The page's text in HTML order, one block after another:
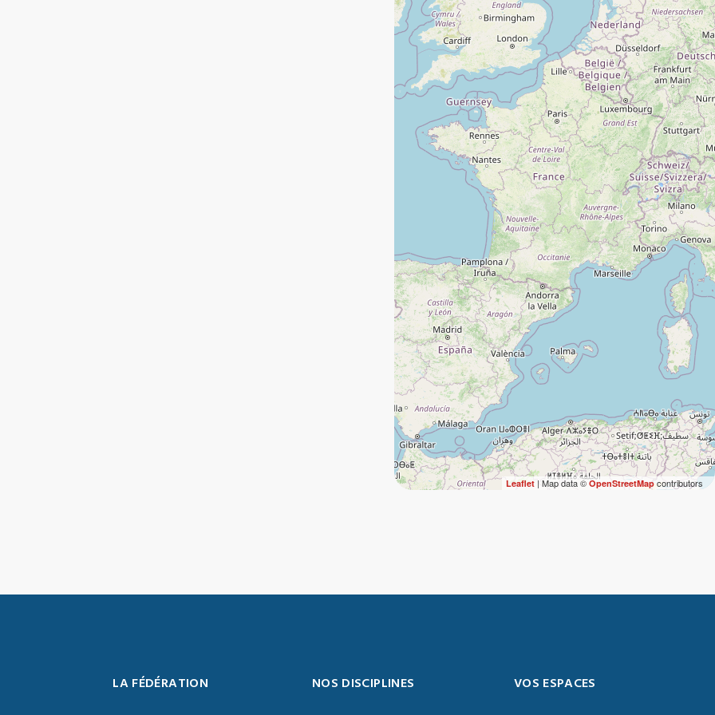
Leaflet| Map data ©OpenStreetMapcontributors
LA FÉDÉRATION NOS DISCIPLINES VOS ESPACES